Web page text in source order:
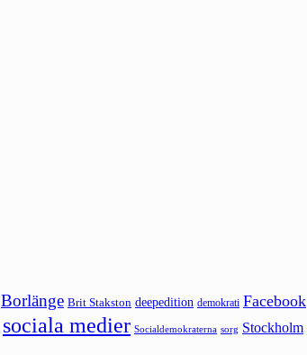
Borlänge Brit Stakston deepedition demokrati Facebook
sociala medier Socialdemokraterna sorg Stockholm